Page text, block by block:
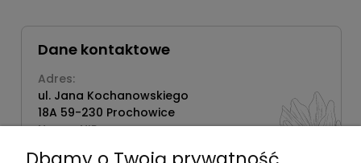
Dane kontaktowe
Adres:
ul. Jana Kochanowskiego
18A 59-230 Prochowice
Numer NIP: